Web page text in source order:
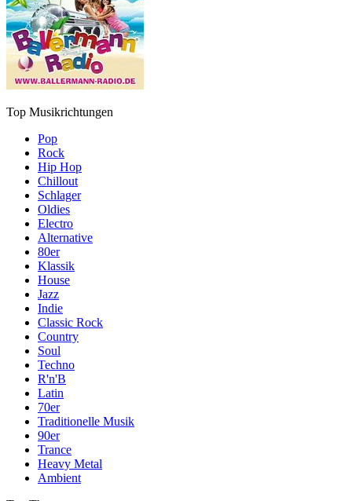
Top Musikrichtungen
Pop
Rock
Hip Hop
Chillout
Schlager
Oldies
Electro
Alternative
80er
Klassik
House
Jazz
Indie
Classic Rock
Country
Soul
Techno
R'n'B
Latin
70er
Traditionelle Musik
90er
Trance
Heavy Metal
Ambient